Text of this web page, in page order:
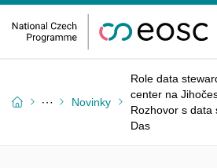
Novinky
Role data
center na
Rozhovor s data
Das